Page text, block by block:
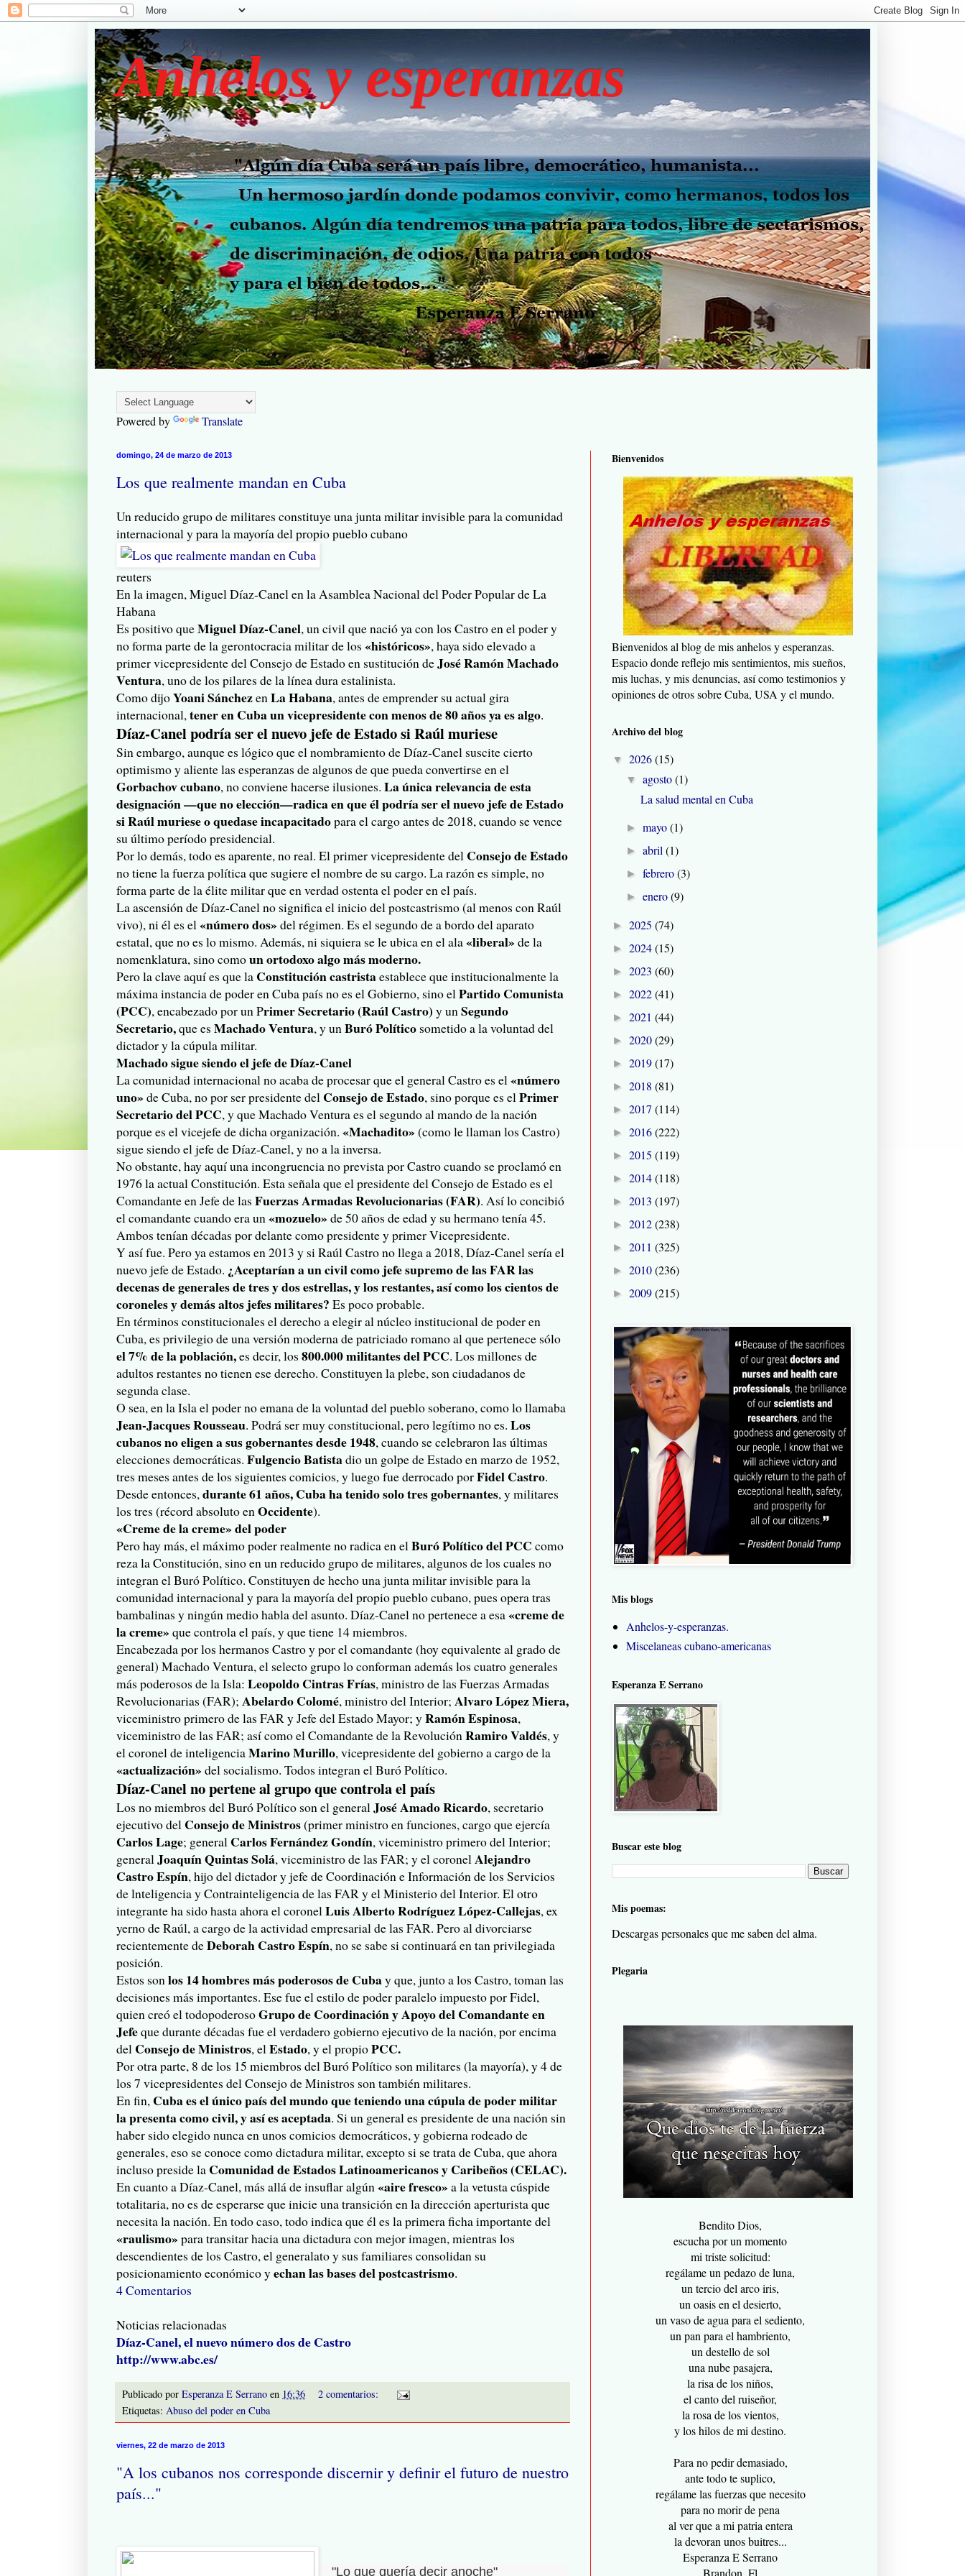
Anhelos y esperanzas
Powered by Translate
domingo, 24 de marzo de 2013
Los que realmente mandan en Cuba
Un reducido grupo de militares constituye una junta militar invisible para la comunidad
internacional y para la mayoría del propio pueblo cubano
reuters
En la imagen, Miguel Díaz-Canel en la Asamblea Nacional del Poder Popular de La
Habana
Es positivo queMiguel Díaz-Canel, un civil que nació ya con los Castro en el poder y
no forma parte de la gerontocracia militar de los «históricos», haya sido elevado a
primer vicepresidente del Consejo de Estado en sustitución deJosé Ramón Machado
Ventura, uno de los pilares de la línea dura estalinista.
Como dijoYoani SánchezenLa Habana, antes de emprender su actual gira
internacional,tener en Cuba un vicepresidente con menos de 80 años ya es algo.
Díaz-Canel podría ser el nuevo jefe de Estado si Raúl muriese
Sin embargo, aunque es lógico que el nombramiento de Díaz-Canel suscite cierto
optimismo y aliente las esperanzas de algunos de que pueda convertirse en el
Gorbachov cubano, no conviene hacerse ilusiones. La única relevancia de esta
designación —que no elección—radica en que él podría ser el nuevo jefe de Estado
si Raúl muriese o quedase incapacitadopara el cargo antes de 2018, cuando se vence
su último período presidencial.
Por lo demás, todo es aparente, no real. El primer vicepresidente del Consejo de Estado
no tiene la fuerza política que sugiere el nombre de su cargo. La razón es simple, no
forma parte de la élite militar que en verdad ostenta el poder en el país.
La ascensión de Díaz-Canel no significa el inicio del postcastrismo (al menos con Raúl
vivo), ni él es el«número dos» del régimen. Es el segundo de a bordo del aparato
estatal, que no es lo mismo. Además, ni siquiera se le ubica en el ala«liberal» de la
nomenklatura, sino comoun ortodoxo algo más moderno.
Pero la clave aquí es que la Constitución castristaestablece que institucionalmente la
máxima instancia de poder en Cuba país no es el Gobierno, sino elPartido Comunista
(PCC), encabezado por un Primer Secretario (Raúl Castro) y unSegundo
Secretario,que es Machado Ventura, y unBuró Político sometido a la voluntad del
dictador y la cúpula militar.
Machado sigue siendo el jefe de Díaz-Canel
La comunidad internacional no acaba de procesar que el general Castro es el«número
uno» de Cuba, no por ser presidente del Consejo de Estado, sino porque es elPrimer
Secretario del PCC, y que Machado Ventura es el segundo al mando de la nación
porque es el vicejefe de dicha organización. «Machadito» (como le llaman los Castro)
sigue siendo el jefe de Díaz-Canel, y no a la inversa.
No obstante, hay aquí una incongruencia no prevista por Castro cuando se proclamó en
1976 la actual Constitución. Esta señala que el presidente del Consejo de Estado es el
Comandante en Jefe de las Fuerzas Armadas Revolucionarias (FAR). Así lo concibió
el comandante cuando era un«mozuelo» de 50 años de edad y su hermano tenía 45.
Ambos tenían décadas por delante como presidente y primer Vicepresidente.
Y así fue. Pero ya estamos en 2013 y si Raúl Castro no llega a 2018, Díaz-Canel sería el
nuevo jefe de Estado. ¿Aceptarían a un civil como jefe supremo de las FAR las
decenas de generales de tres y dos estrellas, y los restantes, así como los cientos de
coroneles y demás altos jefes militares? Es poco probable.
En términos constitucionales el derecho a elegir al núcleo institucional de poder en
Cuba, es privilegio de una versión moderna de patriciado romano al que pertenece sólo
el 7% de la población,es decir, los 800.000 militantes del PCC. Los millones de
adultos restantes no tienen ese derecho. Constituyen la plebe, son ciudadanos de
segunda clase.
O sea, en la Isla el poder no emana de la voluntad del pueblo soberano, como lo llamaba
Jean-Jacques Rousseau. Podrá ser muy constitucional, pero legítimo no es. Los
cubanos no eligen a sus gobernantes desde 1948, cuando se celebraron las últimas
elecciones democráticas. Fulgencio Batistadio un golpe de Estado en marzo de 1952,
tres meses antes de los siguientes comicios, y luego fue derrocado porFidel Castro.
Desde entonces,durante 61 años, Cuba ha tenido solo tres gobernantes, y militares
los tres (récord absoluto enOccidente).
«Creme de la creme» del poder
Pero hay más, el máximo poder realmente no radica en elBuró Político del PCC como
reza la Constitución, sino en un reducido grupo de militares, algunos de los cuales no
integran el Buró Político. Constituyen de hecho una junta militar invisible para la
comunidad internacional y para la mayoría del propio pueblo cubano, pues opera tras
bambalinas y ningún medio habla del asunto. Díaz-Canel no pertenece a esa«creme de
la creme» que controla el país, y que tiene 14 miembros.
Encabezada por los hermanos Castro y por el comandante (hoy equivalente al grado de
general) Machado Ventura, el selecto grupo lo conforman además los cuatro generales
más poderosos de la Isla: Leopoldo Cintras Frías, ministro de las Fuerzas Armadas
Revolucionarias (FAR); Abelardo Colomé, ministro del Interior; Alvaro López Miera,
viceministro primero de las FAR y Jefe del Estado Mayor; yRamón Espinosa,
viceministro de las FAR; así como el Comandante de la RevoluciónRamiro Valdés, y
el coronel de inteligenciaMarino Murillo, vicepresidente del gobierno a cargo de la
«actualización» del socialismo. Todos integran el Buró Político.
Díaz-Canel no pertene al grupo que controla el país
Los no miembros del Buró Político son el generalJosé Amado Ricardo, secretario
ejecutivo del Consejo de Ministros(primer ministro en funciones, cargo que ejercía
Carlos Lage; general Carlos Fernández Gondín, viceministro primero del Interior;
generalJoaquín Quintas Solá, viceministro de las FAR; y el coronelAlejandro
Castro Espín, hijo del dictador y jefe de Coordinación e Información de los Servicios
de lnteligencia y Contrainteligencia de las FAR y el Ministerio del Interior. El otro
integrante ha sido hasta ahora el coronelLuis Alberto Rodríguez López-Callejas, ex
yerno de Raúl, a cargo de la actividad empresarial de las FAR. Pero al divorciarse
recientemente deDeborah Castro Espín, no se sabe si continuará en tan privilegiada
posición.
Estos sonlos 14 hombres más poderosos de Cubay que, junto a los Castro, toman las
decisiones más importantes. Ese fue el estilo de poder paralelo impuesto por Fidel,
quien creó el todopoderosoGrupo de Coordinación y Apoyo del Comandante en
Jefeque durante décadas fue el verdadero gobierno ejecutivo de la nación, por encima
del Consejo de Ministros, elEstado, y el propioPCC.
Por otra parte, 8 de los 15 miembros del Buró Político son militares (la mayoría), y 4 de
los 7 vicepresidentes del Consejo de Ministros son también militares.
En fin, Cuba es el único país del mundo que teniendo una cúpula de poder militar
la presenta como civil, y así es aceptada. Si un general es presidente de una nación sin
haber sido elegido nunca en unos comicios democráticos, y gobierna rodeado de
generales, eso se conoce como dictadura militar, excepto si se trata de Cuba, que ahora
incluso preside la Comunidad de Estados Latinoamericanos y Caribeños (CELAC).
En cuanto a Díaz-Canel, más allá de insuflar algún«aire fresco» a la vetusta cúspide
totalitaria, no es de esperarse que inicie una transición en la dirección aperturista que
necesita la nación. En todo caso, todo indica que él es la primera ficha importante del
«raulismo» para transitar hacia una dictadura con mejor imagen, mientras los
descendientes de los Castro, el generalato y sus familiares consolidan su
posicionamiento económico yechan las bases del postcastrismo.
4 Comentarios
Noticias relacionadas
Díaz-Canel, el nuevo número dos de Castro
http://www.abc.es/
Publicado por Esperanza E Serrano en 16:36
2 comentarios:
Etiquetas: Abuso del poder en Cuba
viernes, 22 de marzo de 2013
"A los cubanos nos corresponde discernir y definir el futuro de nuestro
país..."
"Lo que quería decir anoche"
Bienvenidos
Bienvenidos al blog de mis anhelos y esperanzas.
Espacio donde reflejo mis sentimientos, mis sueños,
mis luchas, y mis denuncias, así como testimonios y
opiniones de otros sobre Cuba, USA y el mundo.
Archivo del blog
▼ 2026(15)
▼agosto(1)
La salud mental en Cuba
►mayo(1)
►abril(1)
►febrero(3)
►enero(9)
► 2025 (74)
► 2024(15)
► 2023 (60)
► 2022(41)
► 2021 (44)
► 2020(29)
► 2019(17)
► 2018 (81)
► 2017 (114)
► 2016(222)
► 2015 (119)
► 2014(118)
► 2013 (197)
► 2012(238)
► 2011 (325)
► 2010(236)
► 2009(215)
Mis blogs
Anhelos-y-esperanzas.
Miscelaneas cubano-americanas
Esperanza E Serrano
Buscar este blog
Mis poemas:
Descargas personales que me saben del alma.
Plegaria
Bendito Dios,
escucha por un momento
mi triste solicitud:
regálame un pedazo de luna,
un tercio del arco iris,
un oasis en el desierto,
un vaso de agua para el sediento,
un pan para el hambriento,
un destello de sol
una nube pasajera,
la risa de los niños,
el canto del ruiseñor,
la rosa de los vientos,
y los hilos de mi destino.
Para no pedir demasiado,
ante todo te suplico,
regálame las fuerzas que necesito
para no morir de pena
al ver que a mi patria entera
la devoran unos buitres...
Esperanza E Serrano
Brandon, Fl